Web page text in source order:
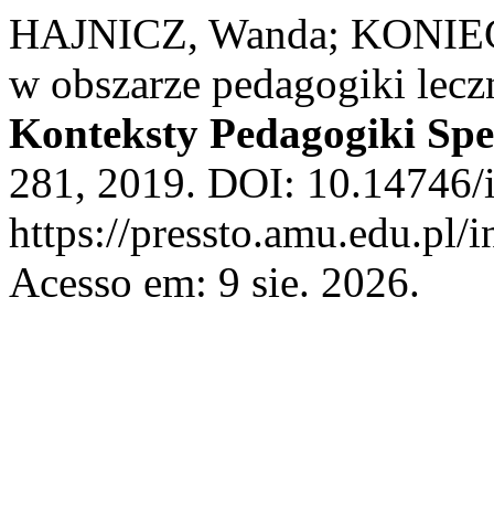
HAJNICZ, Wanda;
w obszarze pedagogiki
Konteksty Pedagogiki
281, 2019. DOI:
https://
Acesso em: 9 sie. 2026.